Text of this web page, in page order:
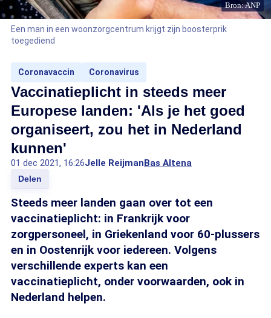
Bron: ANP
Een man in een woonzorgcentrum krijgt zijn boosterprik
toegediend
Coronavaccin Coronavirus
Vaccinatieplicht in steeds meer
Europese landen: 'Als je het goed
organiseert, zou het in Nederland
kunnen'
01 dec 2021, 16:26Jelle ReijmanBas Altena
Delen
Steeds meer landen gaan over tot een
vaccinatieplicht: in Frankrijk voor
zorgpersoneel, in Griekenland voor 60-plussers
en in Oostenrijk voor iedereen. Volgens
verschillende experts kan een
vaccinatieplicht, onder voorwaarden, ook in
Nederland helpen.